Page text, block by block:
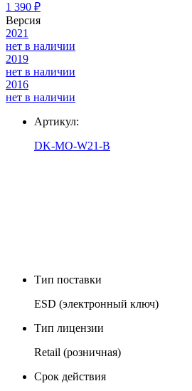
1 390 ₽
Версия
2021
нет в наличии
2019
нет в наличии
2016
нет в наличии
Артикул:
DK-MO-W21-B
Тип поставки
ESD (электронный ключ)
Тип лицензии
Retail (розничная)
Срок действия